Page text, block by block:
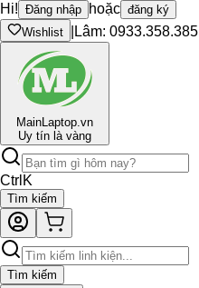
Hi! Đăng nhập hoặc đăng ký
Wishlist
Lâm: 0933.358.385
MainLaptop.vn
Uy tín là vàng
Ctrl K
Tìm kiếm
Tìm kiếm